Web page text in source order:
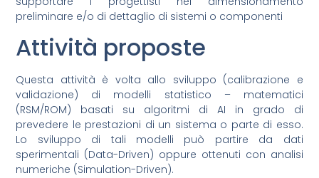
preliminare e/o di dettaglio di sistemi o componenti
Attività proposte
Questa attività è volta allo sviluppo (calibrazione e
validazione) di modelli statistico – matematici
(RSM/ROM) basati su algoritmi di AI in grado di
prevedere le prestazioni di un sistema o parte di esso.
Lo sviluppo di tali modelli può partire da dati
sperimentali (Data-Driven) oppure ottenuti con analisi
numeriche (Simulation-Driven).